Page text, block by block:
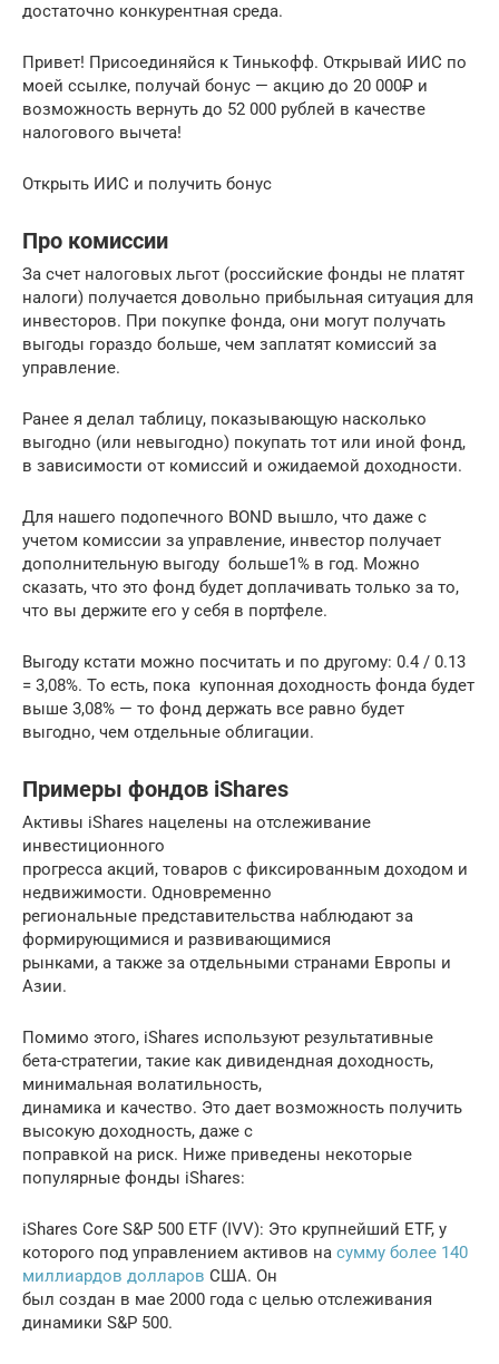
достаточно конкурентная среда.
Привет! Присоединяйся к Тинькофф. Открывай ИИС по
моей ссылке, получай бонус — акцию до 20 000₽ и
возможность вернуть до 52 000 рублей в качестве
налогового вычета!
Открыть ИИС и получить бонус
Про комиссии
За счет налоговых льгот (российские фонды не платят
налоги) получается довольно прибыльная ситуация для
инвесторов. При покупке фонда, они могут получать
выгоды гораздо больше, чем заплатят комиссий за
управление.
Ранее я делал таблицу, показывающую насколько
выгодно (или невыгодно) покупать тот или иной фонд,
в зависимости от комиссий и ожидаемой доходности.
Для нашего подопечного BOND вышло, что даже с
учетом комиссии за управление, инвестор получает
дополнительную выгоду больше1% в год. Можно
сказать, что это фонд будет доплачивать только за то,
что вы держите его у себя в портфеле.
Выгоду кстати можно посчитать и по другому: 0.4 / 0.13
= 3,08%. То есть, пока купонная доходность фонда будет
выше 3,08% — то фонд держать все равно будет
выгодно, чем отдельные облигации.
Примеры фондов iShares
Активы iShares нацелены на отслеживание
инвестиционного
прогресса акций, товаров с фиксированным доходом и
недвижимости. Одновременно
региональные представительства наблюдают за
формирующимися и развивающимися
рынками, а также за отдельными странами Европы и
Азии.
Помимо этого, iShares используют результативные
бета-стратегии, такие как дивидендная доходность,
минимальная волатильность,
динамика и качество. Это дает возможность получить
высокую доходность, даже с
поправкой на риск. Ниже приведены некоторые
популярные фонды iShares:
iShares Core S&P 500 ETF (IVV): Это крупнейший ETF, у
которого под управлением активов на сумму более 140
миллиардов долларов США. Он
был создан в мае 2000 года с целью отслеживания
динамики S&P 500.